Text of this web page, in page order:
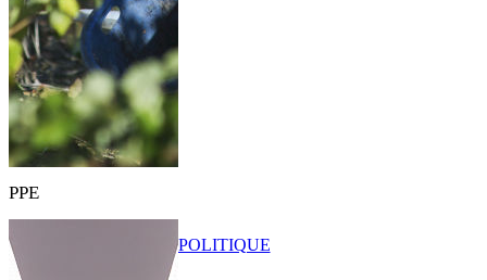
PPE
POLITIQUE